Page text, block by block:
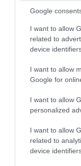
Google
I want to allow
related to
device
I want to allow
Google for
I want to allow
personalized
I want to allow
related to
device
ΠΟΛΙΤΙΚΗ